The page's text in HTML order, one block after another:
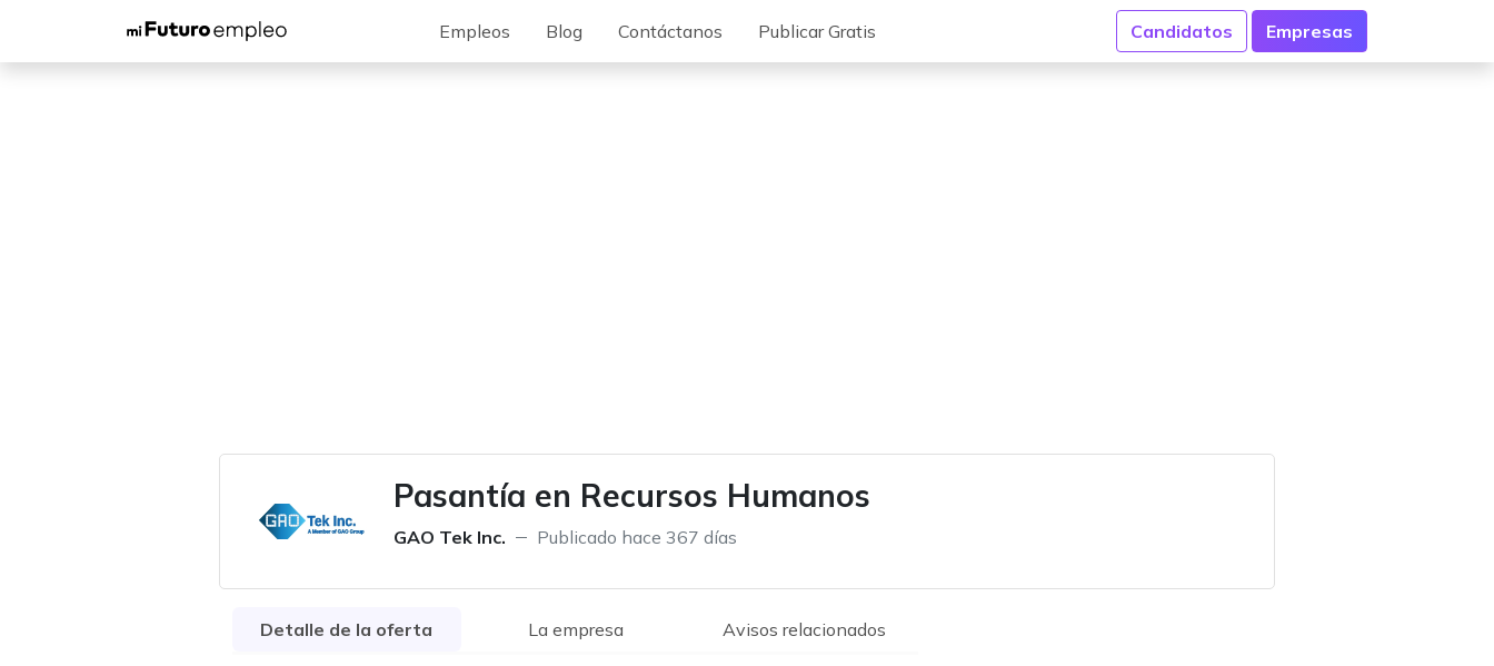
Empleos Blog Contáctanos Publicar Gratis Candidatos Empresas
Pasantía en Recursos Humanos
GAO Tek Inc. Publicado hace 367 días
Detalle de la oferta La empresa Avisos relacionados